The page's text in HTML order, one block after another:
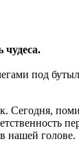
под
Сегодня,
нашей голове.